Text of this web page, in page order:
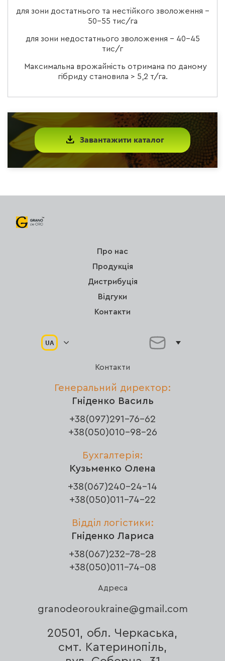
для зони достатнього та нестійкого зволоження –
50-55 тис/га
для зони недостатнього зволоження – 40-45
тис/г
Максимальна врожайність отримана по даному
гібриду становила > 5,2 т/га.
Завантажити каталог
Про нас
Продукція
Дистрибуція
Відгуки
Контакти
UA
Контакти
Генеральний директор:
Гніденко Василь
+38(097)291-76-62
+38(050)010-98-26
Бухгалтерія:
Кузьменко Олена
+38(067)240-24-14
+38(050)011-74-22
Відділ логістики:
Гніденко Лариса
+38(067)232-78-28
+38(050)011-74-08
Адреса
granodeoroukraine@gmail.com
20501, обл. Черкаська,
смт. Катеринопіль,